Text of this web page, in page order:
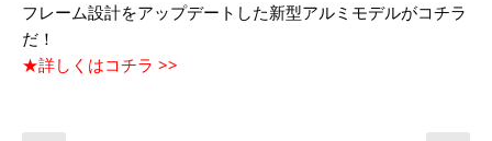
フレーム設計をアップデートした新型アルミモデルがコチラ
だ！
★詳しくはコチラ >>